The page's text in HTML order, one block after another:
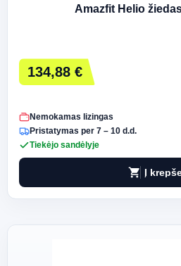
Amazfit Helio
134,88 €
Nemokamas lizingas
Pristatymas per 7 – 10 d.d.
Tiekėjo sandėlyje
shopping_cart Į